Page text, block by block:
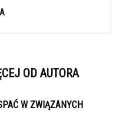
OD AUTORA
W ZWIĄZANYCH